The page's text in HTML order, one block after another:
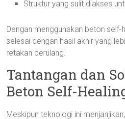
Struktur yang sulit diakses
Dengan menggunakan beton
selesai dengan hasil akhir yang
retakan berulang.
Tantangan dan
Beton Self-
Meskipun teknologi ini